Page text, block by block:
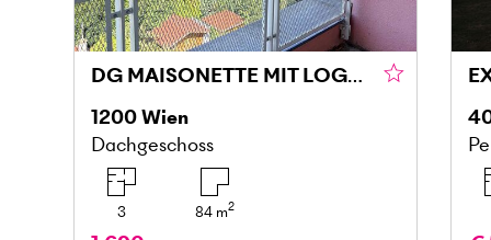
DG MAISONETTE MIT LOGGIA UND GRÜNBLICK IN DONAU NÄHE
1200Wien
Dachgeschoss
3 84m2